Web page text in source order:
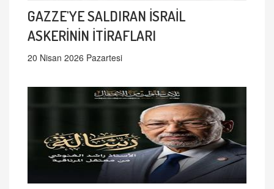
GAZZE'YE SALDIRAN İSRAİL
ASKERİNİN İTİRAFLARI
20 Nisan 2026 Pazartesi